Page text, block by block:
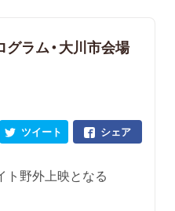
グラム・大川市会場
シェア
ツイート
ト野外上映となる